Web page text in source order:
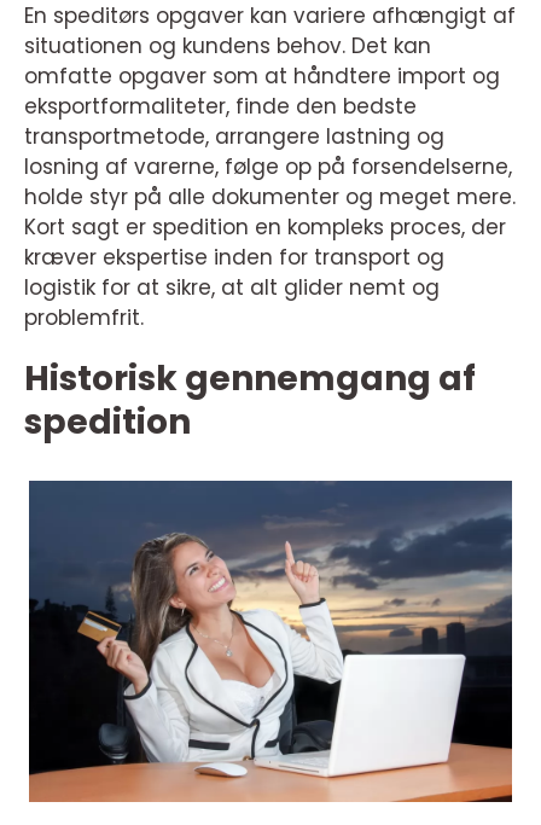
En speditørs opgaver kan variere afhængigt af
situationen og kundens behov. Det kan
omfatte opgaver som at håndtere import og
eksportformaliteter, finde den bedste
transportmetode, arrangere lastning og
losning af varerne, følge op på forsendelserne,
holde styr på alle dokumenter og meget mere.
Kort sagt er spedition en kompleks proces, der
kræver ekspertise inden for transport og
logistik for at sikre, at alt glider nemt og
problemfrit.
Historisk gennemgang af
spedition